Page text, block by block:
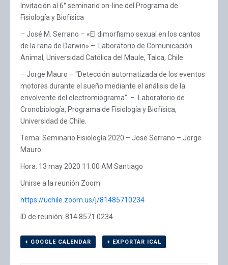
Invitación al 6° seminario on-line del Programa de
Fisiología y Biofísica
– José M. Serrano – «El dimorfismo sexual en los cantos
de la rana de Darwin» – Laboratorio de Comunicación
Animal, Universidad Católica del Maule, Talca, Chile.
– Jorge Mauro – “Detección automatizada de los eventos
motores durante el sueño mediante el análisis de la
envolvente del electromiograma” – Laboratorio de
Cronobiología, Programa de Fisiología y Biofísica,
Universidad de Chile.
Tema: Seminario Fisiología 2020 – Jose Serrano – Jorge
Mauro
Hora: 13 may 2020 11:00 AM Santiago
Unirse a la reunión Zoom
https://uchile.zoom.us/j/81485710234
ID de reunión: 814 8571 0234
+ GOOGLE CALENDAR + EXPORTAR ICAL